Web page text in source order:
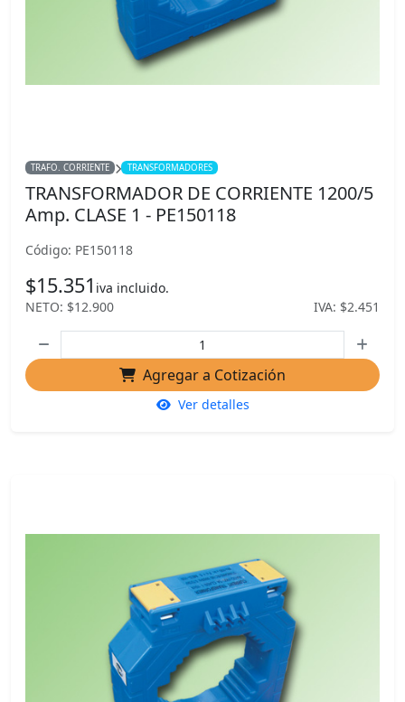
TRAFO. CORRIENTE TRANSFORMADORES
TRANSFORMADOR DE CORRIENTE 1200/5
Amp. CLASE 1 - PE150118
Código: PE150118
$15.351 iva incluido.
NETO: $12.900
IVA: $2.451
Agregar a Cotización
Ver detalles